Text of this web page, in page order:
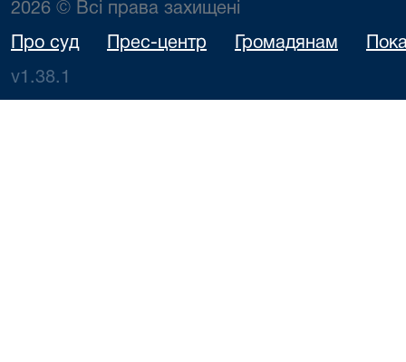
2026 © Всі права захищені
Про суд Прес-центр Громадянам
v1.38.1